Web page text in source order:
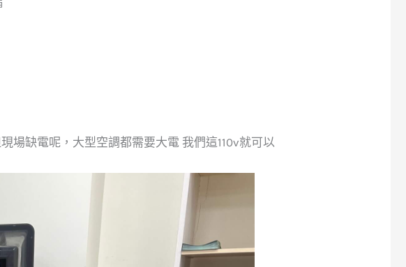
場缺電呢，大型空調都需要大電 我們這110v就可以